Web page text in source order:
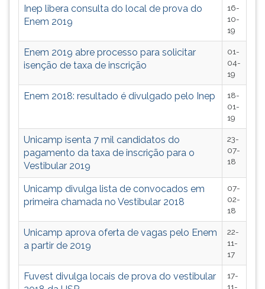
datas.
leitura
pressione
depois
pausar
leitura
pressione
(primeira
esquerda
Inep libera consulta do local de prova do
Enem 2019
16-
10-
19
Enem 2019 abre processo para solicitar
isenção de taxa de inscrição
01-
04-
19
Enem 2018: resultado é divulgado pelo Inep
18-
01-
19
Unicamp isenta 7 mil candidatos do
pagamento da taxa de inscrição para o
Vestibular 2019
23-
07-
18
Unicamp divulga lista de convocados em
primeira chamada no Vestibular 2018
07-
02-
18
Unicamp aprova oferta de vagas pelo Enem
a partir de 2019
22-
11-
17
Fuvest divulga locais de prova do vestibular
17-
11-